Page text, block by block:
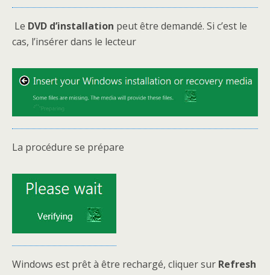
Le DVD d’installation peut être demandé. Si c’est le
cas, l’insérer dans le lecteur
La procédure se prépare
Windows est prêt à être rechargé, cliquer sur Refresh